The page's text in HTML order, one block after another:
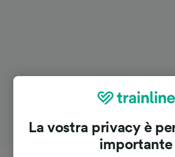
La vostra privacy è
importante